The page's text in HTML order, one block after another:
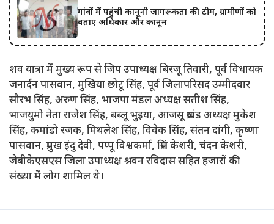
गांवों में पहुंची कानूनी जागरूकता की टीम, ग्रामीणों को
बताए अधिकार और कानून
शव यात्रा में मुख्य रूप से जिप उपाध्यक्ष बिरजू तिवारी, पूर्व विधायक
जनार्दन पासवान, मुखिया छोटू सिंह, पूर्व जिलापरिसद उम्मीदवार
सौरभ सिंह, अरुण सिंह, भाजपा मंडल अध्यक्ष सतीश सिंह,
भाजयुमो नेता राजेश सिंह, बब्लू भुइया, आजसू प्रखंड अध्यक्ष मुकेश
सिंह, कमांडो रजक, मिथलेश सिंह, विवेक सिंह, संतन दांगी, कृष्णा
पासवान, प्रमुख इंदु देवी, पप्पू विश्वकर्मा, प्रिंस केशरी, चंदन केशरी,
जेबीकेएसएस जिला उपाध्यक्ष श्रवन रविदास सहित हजारों की
संख्या में लोग शामिल थे।